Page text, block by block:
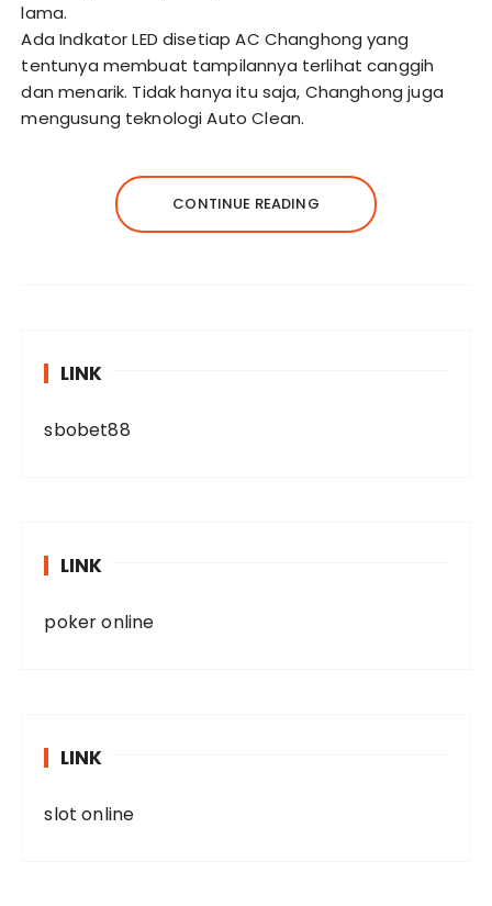
lama.
Ada Indkator LED disetiap AC Changhong yang
tentunya membuat tampilannya terlihat canggih
dan menarik. Tidak hanya itu saja, Changhong juga
mengusung teknologi Auto Clean.
CONTINUE READING
LINK
sbobet88
LINK
poker online
LINK
slot online